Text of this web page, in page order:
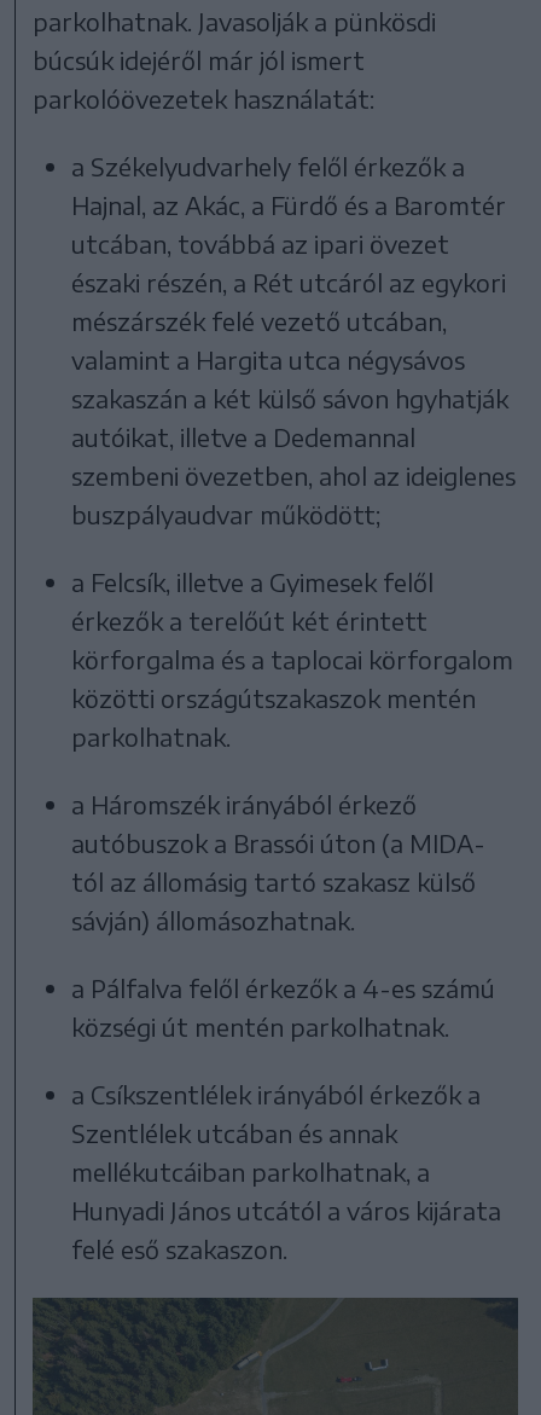
parkolhatnak. Javasolják a pünkösdi
búcsúk idejéről már jól ismert
parkolóövezetek használatát:
a Székelyudvarhely felől érkezők a
Hajnal, az Akác, a Fürdő és a Baromtér
utcában, továbbá az ipari övezet
északi részén, a Rét utcáról az egykori
mészárszék felé vezető utcában,
valamint a Hargita utca négysávos
szakaszán a két külső sávon hgyhatják
autóikat, illetve a Dedemannal
szembeni övezetben, ahol az ideiglenes
buszpályaudvar működött;
a Felcsík, illetve a Gyimesek felől
érkezők a terelőút két érintett
körforgalma és a taplocai körforgalom
közötti országútszakaszok mentén
parkolhatnak.
a Háromszék irányából érkező
autóbuszok a Brassói úton (a MIDA-
tól az állomásig tartó szakasz külső
sávján) állomásozhatnak.
a Pálfalva felől érkezők a 4-es számú
községi út mentén parkolhatnak.
a Csíkszentlélek irányából érkezők a
Szentlélek utcában és annak
mellékutcáiban parkolhatnak, a
Hunyadi János utcától a város kijárata
felé eső szakaszon.